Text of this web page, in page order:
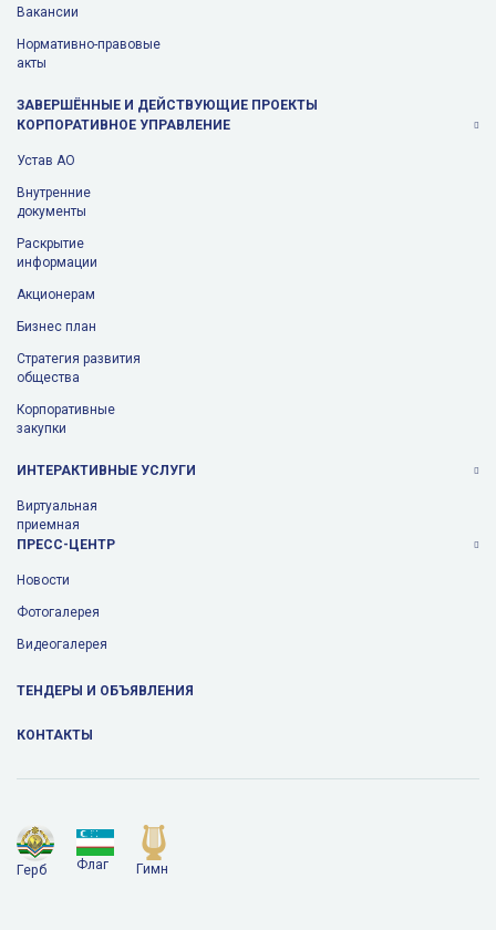
Вакансии
Нормативно-правовые
акты
ЗАВЕРШЁННЫЕ И ДЕЙСТВУЮЩИЕ ПРОЕКТЫ
КОРПОРАТИВНОЕ УПРАВЛЕНИЕ
Устав АО
Внутренние
документы
Раскрытие
информации
Aкционерам
Бизнес план
Стратегия развития
общества
Корпоративные
закупки
ИНТЕРАКТИВНЫЕ УСЛУГИ
Виртуальная
приемная
ПРЕСС-ЦЕНТР
Новости
Фотогалерея
Видеогалерея
ТЕНДЕРЫ И ОБЪЯВЛЕНИЯ
КОНТАКТЫ
Герб Флаг Гимн